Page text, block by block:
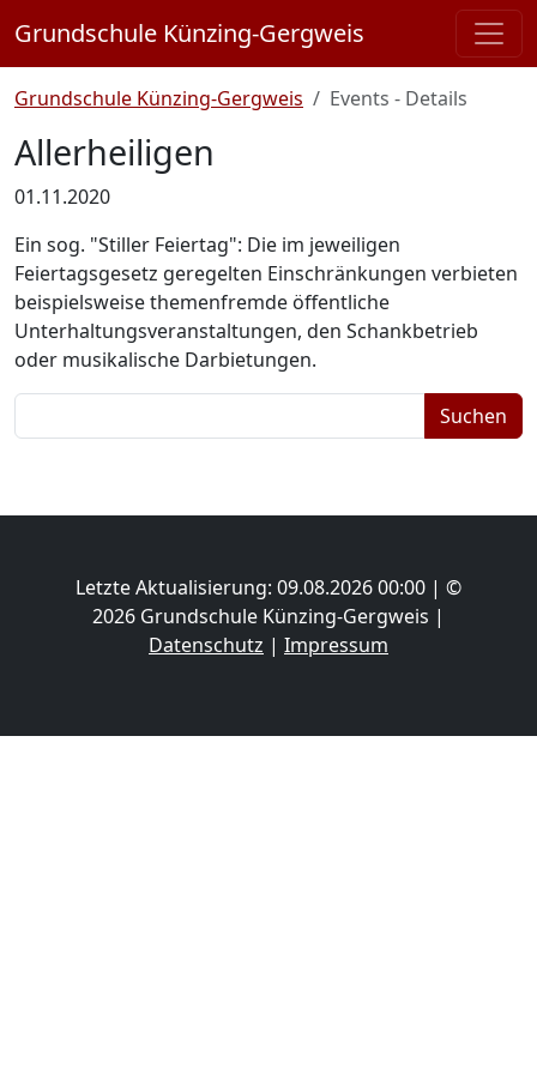
Grundschule Künzing-Gergweis
Grundschule Künzing-Gergweis Events - Details
Allerheiligen
01.11.2020
Ein sog. "Stiller Feiertag": Die im jeweiligen
Feiertagsgesetz geregelten Einschränkungen verbieten
beispielsweise themenfremde öffentliche
Unterhaltungsveranstaltungen, den Schankbetrieb
oder musikalische Darbietungen.
Suchen
Letzte Aktualisierung: 09.08.2026 00:00 | ©
2026 Grundschule Künzing-Gergweis |
Datenschutz | Impressum